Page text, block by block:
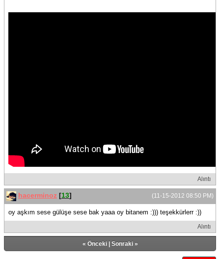
Alıntı
(11-15-2012 08:50 PM)
hacerminoz [13]
oy aşkım sese gülüşe sese bak yaaa oy bitanem :))) teşekkürlerr :))
Alıntı
« Önceki| Sonraki»